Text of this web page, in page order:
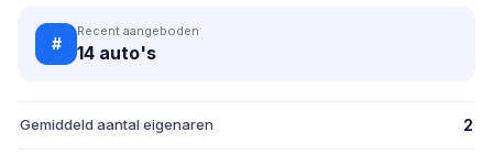
#
Recent aangeboden
14 auto's
Gemiddeld aantal eigenaren 2